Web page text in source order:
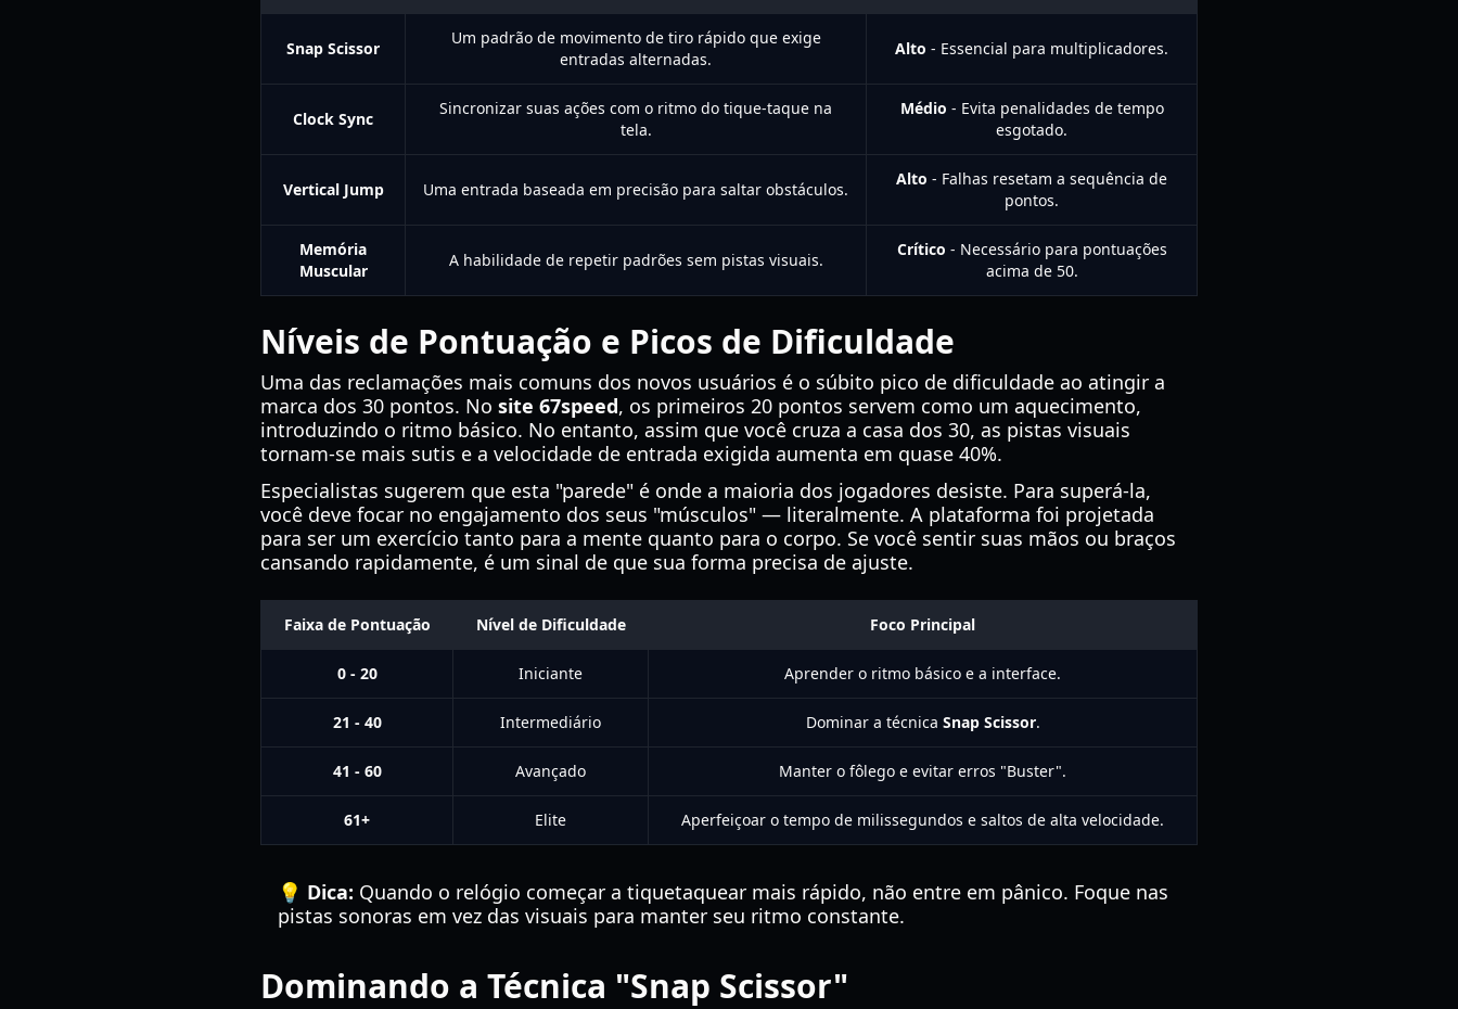
Snap Scissor
Um padrão de movimento de tiro rápido que exige
entradas alternadas.
Alto - Essencial para multiplicadores.
Clock Sync
Sincronizar suas ações com o ritmo do tique-taque na
tela.
Médio - Evita penalidades de tempo
esgotado.
Vertical Jump Uma entrada baseada em precisão para saltar obstáculos.
Alto - Falhas resetam a sequência de
pontos.
Memória
Muscular
A habilidade de repetir padrões sem pistas visuais.
Crítico - Necessário para pontuações
acima de 50.
Níveis de Pontuação e Picos de Dificuldade
Uma das reclamações mais comuns dos novos usuários é o súbito pico de dificuldade ao atingir a
marca dos 30 pontos. No site 67speed, os primeiros 20 pontos servem como um aquecimento,
introduzindo o ritmo básico. No entanto, assim que você cruza a casa dos 30, as pistas visuais
tornam-se mais sutis e a velocidade de entrada exigida aumenta em quase 40%.
Especialistas sugerem que esta "parede" é onde a maioria dos jogadores desiste. Para superá-la,
você deve focar no engajamento dos seus "músculos" — literalmente. A plataforma foi projetada
para ser um exercício tanto para a mente quanto para o corpo. Se você sentir suas mãos ou braços
cansando rapidamente, é um sinal de que sua forma precisa de ajuste.
Faixa de Pontuação Nível de Dificuldade Foco Principal
0 - 20 Iniciante Aprender o ritmo básico e a interface.
21 - 40 Intermediário Dominar a técnica Snap Scissor.
41 - 60 Avançado Manter o fôlego e evitar erros "Buster".
61+ Elite Aperfeiçoar o tempo de milissegundos e saltos de alta velocidade.
💡 Dica: Quando o relógio começar a tiquetaquear mais rápido, não entre em pânico. Foque nas
pistas sonoras em vez das visuais para manter seu ritmo constante.
Dominando a Técnica "Snap Scissor"